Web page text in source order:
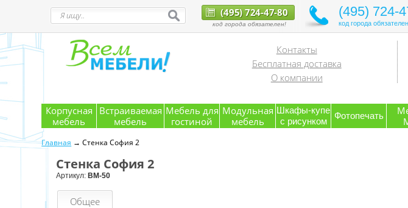
(495) 724-47-80
код города обязателен!
(495) 724-
код города обязателен
Контакты
Бесплатная доставка
О компании
Корпусная
мебель
Встраиваемая
мебель
Мебель для
гостиной
Модульная
мебель
Шкафы-купе
с рисунком
Фотопечать
Главная → Стенка София 2
Стенка София 2
Артикул: ВМ-50
Общее